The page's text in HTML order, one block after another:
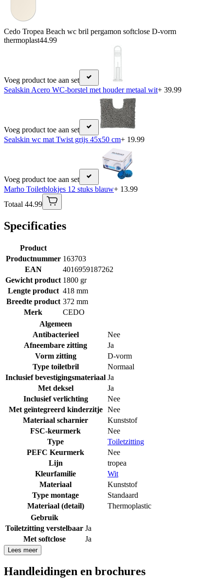
Cedo Tropea Beach wc bril pergamon softclose D-vorm
thermoplast44.99
Voeg product toe aan set
Sealskin Acero WC-borstel met houder metaal wit+ 39.99
Voeg product toe aan set
Sealskin wc mat Twist grijs 45x50 cm+ 19.99
Voeg product toe aan set
Marho Toiletblokjes 12 stuks blauw+ 13.99
Totaal 44.99
Specificaties
Product
Productnummer 163703
EAN
4016959187262
Gewicht product 1800 gr
Lengte product 418 mm
Breedte product 372 mm
Merk
CEDO
Algemeen
Antibacterieel
Nee
Afneembare zitting
Ja
Vorm zitting
D-vorm
Type toiletbril
Normaal
Inclusief bevestigingsmateriaal Ja
Met deksel
Ja
Inclusief verlichting
Nee
Met geïntegreerd kinderzitje
Nee
Materiaal scharnier
Kunststof
FSC-keurmerk
Nee
Type
Toiletzitting
PEFC Keurmerk
Nee
Lijn
tropea
Kleurfamilie
Wit
Materiaal
Kunststof
Type montage
Standaard
Materiaal (detail)
Thermoplastic
Gebruik
Toiletzitting verstelbaar Ja
Met softclose
Ja
Lees meer
Handleidingen en brochures